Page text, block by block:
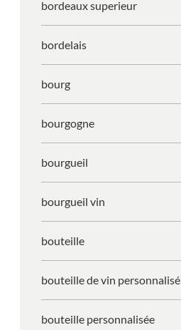
bordeaux superieur
bordelais
bourg
bourgogne
bourgueil
bourgueil vin
bouteille
bouteille de vin personnalisé
bouteille personnalisée